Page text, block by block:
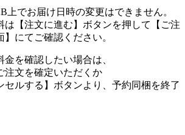
上でお届け日時の変更はできません。
は【注文に進む】ボタンを押して【ご注
にてご確認ください。
を確認したい場合は、
注文を確定いただくか
セルする】ボタンより、予約同梱を終了